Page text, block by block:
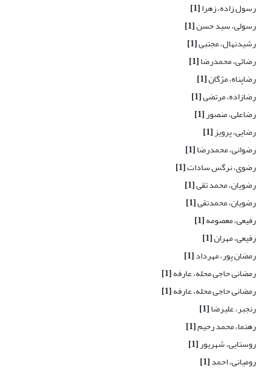
رسول زاده، زهرا[1]
رسولی، سید حسن[1]
رشیدنهال، مجتبی[1]
رضائی، محمدرضا[1]
رضاپناه، مژگان[1]
رضازاده، مرتضی[1]
رضاعلی، منصور[1]
رضایی، پرویز[1]
رضوانی، محمدرضا[1]
رضوی، نرگس سادات[1]
رضویان، محمد تقی[1]
رضویان، محمدتقی[1]
رفیعی، معصومه[1]
رفیعی، مهران[1]
رمضان پور، مهرداد[1]
رمضانی حاجی محله، عارفه[1]
رمضانی حاجی محله، عارفه[1]
رنجبر، علیرضا[1]
رهنما، محمد رحیم[1]
روستایی، شهریور[1]
رومیانی، احمد[1]